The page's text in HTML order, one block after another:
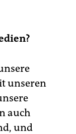
unseren
auch
und